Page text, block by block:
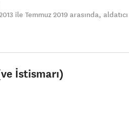
ile Temmuz 2019 arasında,
İstismarı)